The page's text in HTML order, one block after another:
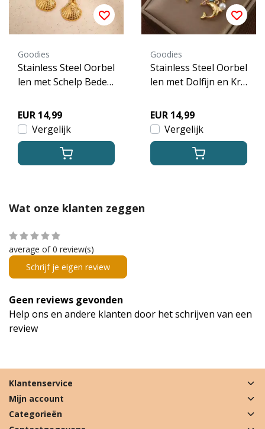
Goodies
Stainless Steel Oorbel
len met Schelp Bedel
– Goud
EUR 14,99
Vergelijk
Goodies
Stainless Steel Oorbel
len met Dolfijn en Kra
EUR 14,99
Vergelijk
Wat onze klanten zeggen
average of 0 review(s)
Schrijf je eigen review
Geen reviews gevonden
Help ons en andere klanten door het schrijven van een
review
Klantenservice
Mijn account
Categorieën